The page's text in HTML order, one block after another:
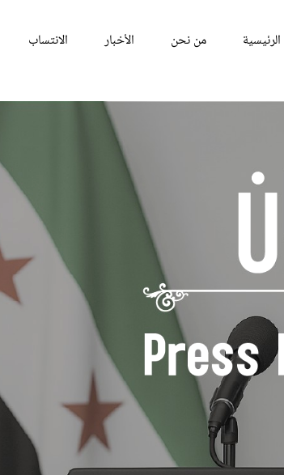
الرئيسية من نحن الأخبار الانتساب